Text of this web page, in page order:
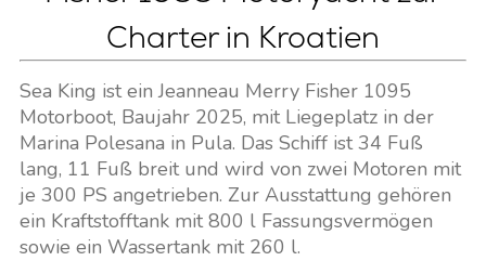
Charter in Kroatien
Sea King ist ein Jeanneau Merry Fisher 1095
Motorboot, Baujahr 2025, mit Liegeplatz in der
Marina Polesana in Pula. Das Schiff ist 34 Fuß
lang, 11 Fuß breit und wird von zwei Motoren mit
je 300 PS angetrieben. Zur Ausstattung gehören
ein Kraftstofftank mit 800 l Fassungsvermögen
sowie ein Wassertank mit 260 l.